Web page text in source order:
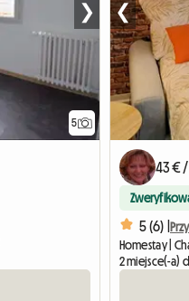
5
❯ ❮
43 €
5 (6) |
Homestay |
2 miejsce(-a)